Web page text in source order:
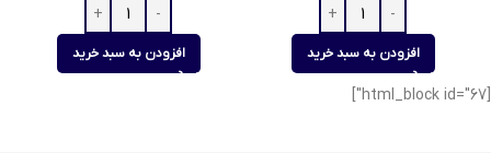
افزودن به سبد خرید افزودن به سبد خرید
[html_block id="67"]